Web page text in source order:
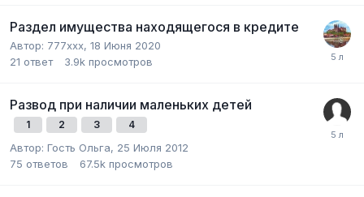
Раздел имущества находящегося в кредите
Автор: 777ххх, 18 Июня 2020
21 ответ 3.9k просмотров
Развод при наличии маленьких детей
1 2 3 4
Автор: Гость Ольга, 25 Июля 2012
75 ответов 67.5k просмотров